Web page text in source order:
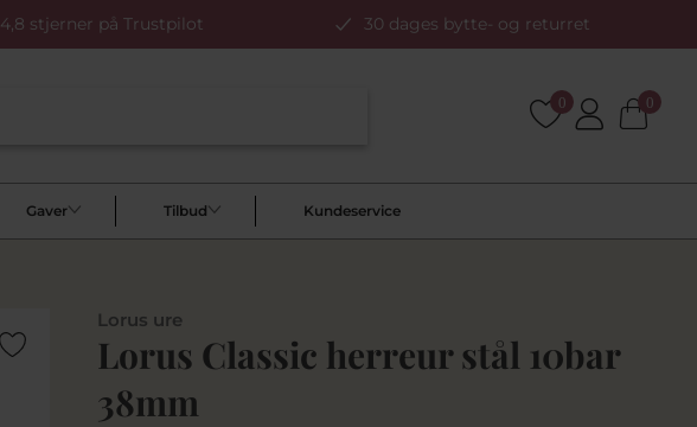
4,8 stjerner på Trustpilot 30 dages bytte- og returret
0 0
Gaver Tilbud Kundeservice
Lorus ure
Lorus Classic herreur stål 10bar
38mm